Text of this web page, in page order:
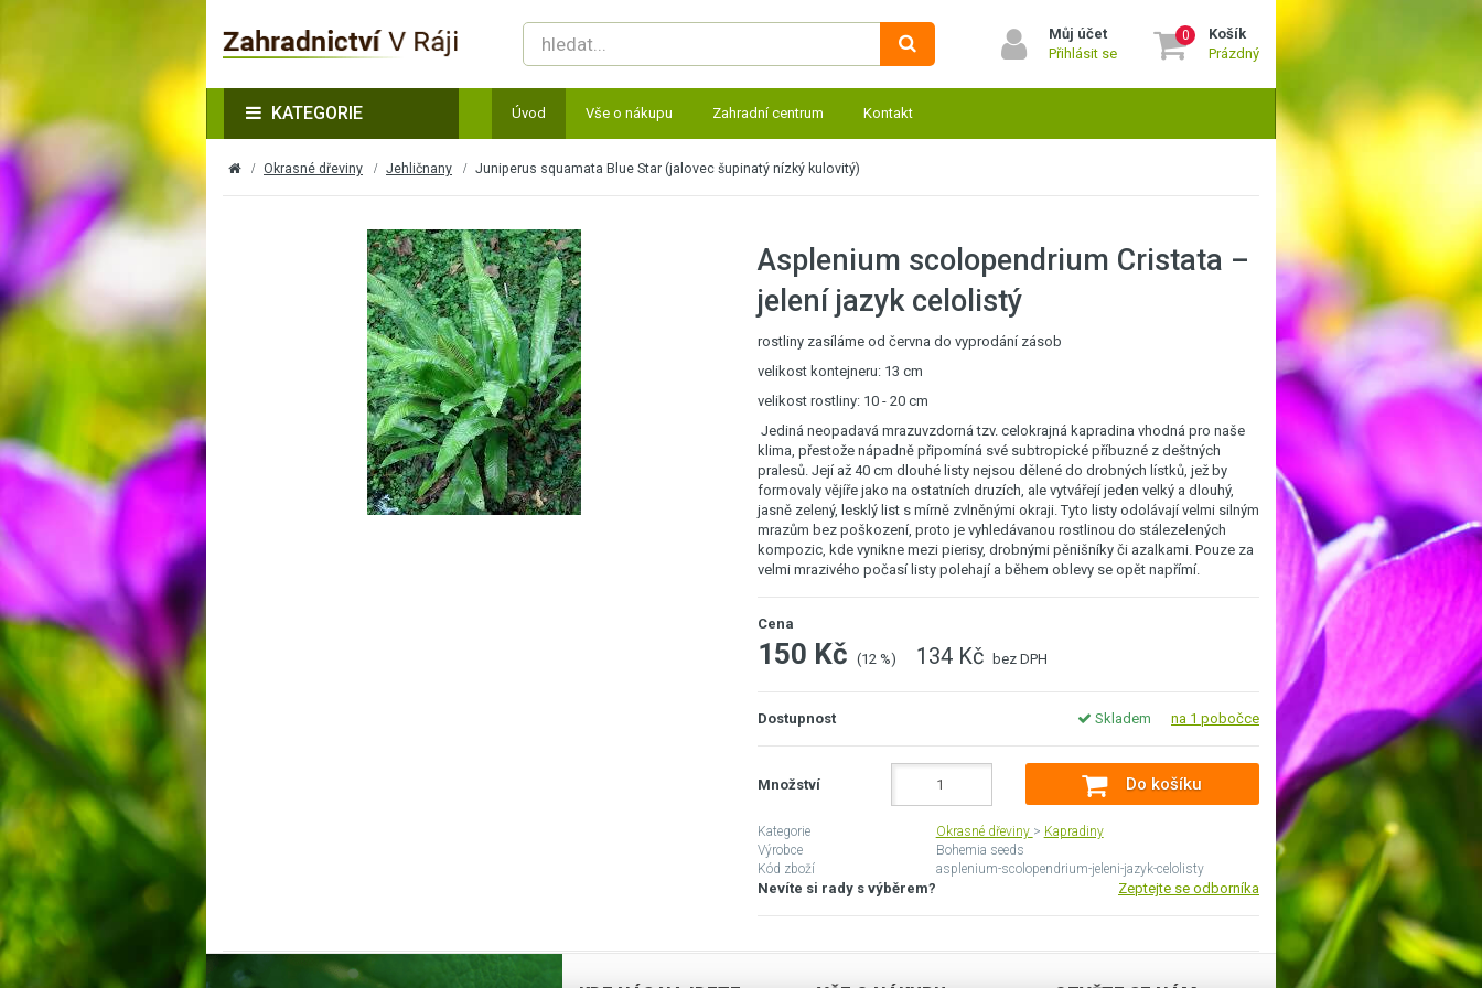
Můj účet
Přihlásit se
0
Košík
Prázdný
KATEGORIE Úvod Vše o nákupu Zahradní centrum Kontakt
Okrasné dřeviny Jehličnany Juniperus squamata Blue Star (jalovec šupinatý nízký kulovitý)
Asplenium scolopendrium Cristata –
jelení jazyk celolistý
rostliny zasíláme od června do vyprodání zásob
velikost kontejneru: 13 cm
velikost rostliny: 10 - 20 cm
Jediná neopadavá mrazuvzdorná tzv. celokrajná kapradina vhodná pro naše
klima, přestože nápadně připomíná své subtropické příbuzné z deštných
pralesů. Její až 40 cm dlouhé listy nejsou dělené do drobných lístků, jež by
formovaly vějíře jako na ostatních druzích, ale vytvářejí jeden velký a dlouhý,
jasně zelený, lesklý list s mírně zvlněnými okraji. Tyto listy odolávají velmi silným
mrazům bez poškození, proto je vyhledávanou rostlinou do stálezelených
kompozic, kde vynikne mezi pierisy, drobnými pěnišníky či azalkami. Pouze za
velmi mrazivého počasí listy polehají a během oblevy se opět napřímí.
Cena
150 Kč (12 %) 134 Kč bez DPH
Dostupnost Skladem na 1 pobočce
Množství Do košíku
Kategorie Okrasné dřeviny > Kapradiny
Výrobce
Bohemia seeds
Kód zboží
asplenium-scolopendrium-jeleni-jazyk-celolisty
Nevíte si rady s výběrem? Zeptejte se odborníka